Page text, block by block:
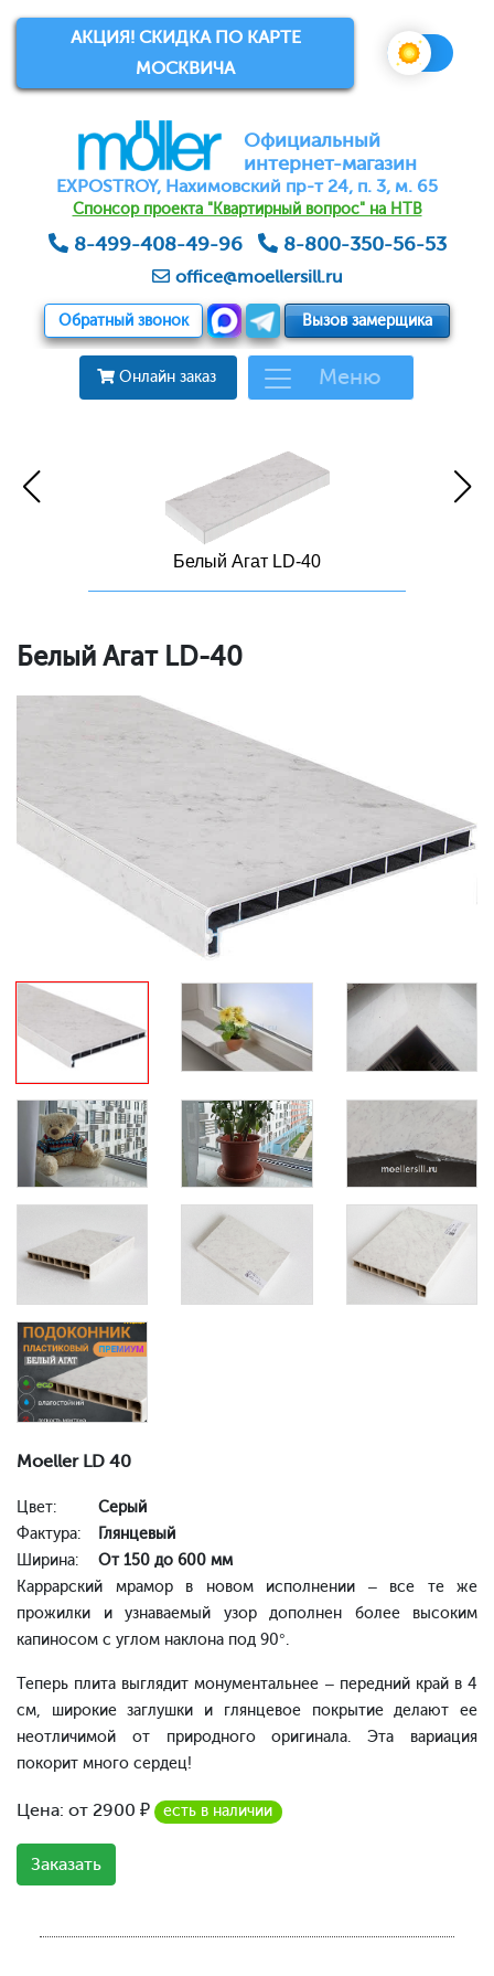
АКЦИЯ! СКИДКА ПО КАРТЕ
МОСКВИЧА
Официальный
интернет-магазин
EXPOSTROY, Нахимовский пр-т 24, п. 3, м. 65
Спонсор проекта "Квартирный вопрос" на НТВ
8-499-408-49-96 8-800-350-56-53
office@moellersill.ru
Обратный звонок Вызов замерщика
Онлайн заказ Меню
Белый Агат LD-40
Белый Агат LD-40
Moeller LD 40
Цвет:
Серый
Фактура:
Глянцевый
Ширина:
От 150 до 600 мм
Каррарский мрамор в новом исполнении – все те же
прожилки и узнаваемый узор дополнен более высоким
капиносом с углом наклона под 90°.
Теперь плита выглядит монументальнее – передний край в 4
см, широкие заглушки и глянцевое покрытие делают ее
неотличимой от природного оригинала. Эта вариация
покорит много сердец!
Цена: от 2900 ₽ есть в наличии
Заказать